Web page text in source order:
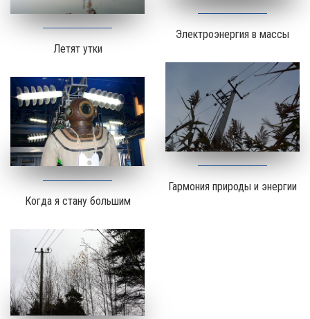
Летят утки
Когда я стану большим
Электроэнергия в массы
Гармония природы и энергии